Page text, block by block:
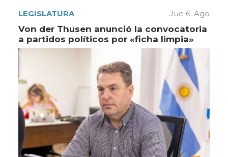
LEGISLATURA Jue 6. Ago
Von der Thusen anunció la convocatoria
a partidos políticos por «ficha limpia»